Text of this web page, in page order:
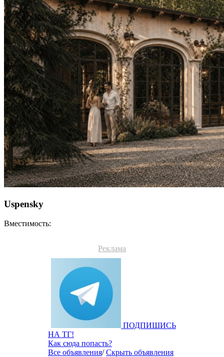
Uspensky
Вместимость:
Реклама
ПОДПИШИСЬ
НА ТГ!
Как сюда попасть?
Все объявления/Скрыть объявления